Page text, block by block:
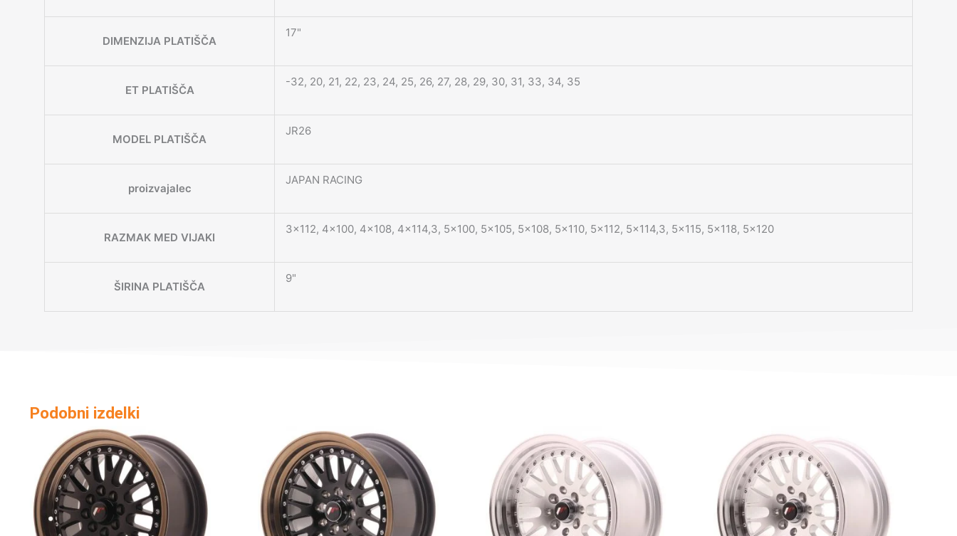
DIMENZIJA PLATIŠČA
17"
ET PLATIŠČA
-32, 20, 21, 22, 23, 24, 25, 26, 27, 28, 29, 30, 31, 33, 34, 35
MODEL PLATIŠČA
JR26
proizvajalec
JAPAN RACING
RAZMAK MED VIJAKI
3×112, 4×100, 4×108, 4×114,3, 5×100, 5×105, 5×108, 5×110, 5×112, 5×114,3, 5×115, 5×118, 5×120
ŠIRINA PLATIŠČA
9"
Podobni izdelki